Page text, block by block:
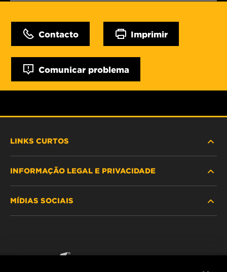
Contacto Imprimir
Comunicar problema
LINKS CURTOS
ONDE COMPRAR
CONTACTE NOS
INFORMAÇÃO LEGAL E PRIVACIDADE
MÍDIAS SOCIAIS